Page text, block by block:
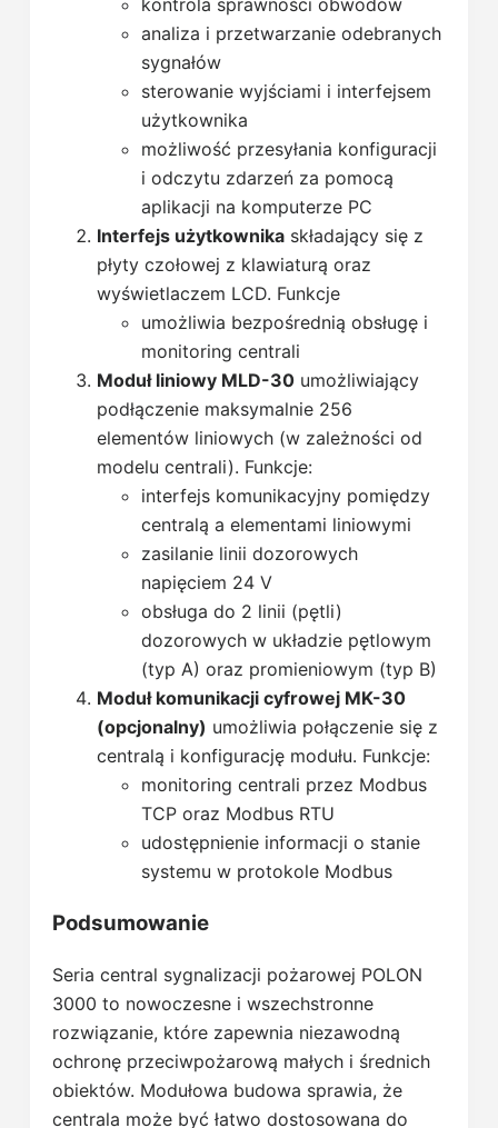
analiza i przetwarzanie odebranych
sygnałów
sterowanie wyjściami i interfejsem
użytkownika
możliwość przesyłania konfiguracji
i odczytu zdarzeń za pomocą
aplikacji na komputerze PC
Interfejs użytkownikaskładający się z
płyty czołowej z klawiaturą oraz
wyświetlaczem LCD. Funkcje
umożliwia bezpośrednią obsługę i
monitoring centrali
Moduł liniowy MLD-30umożliwiający
podłączenie maksymalnie 256
elementów liniowych (w zależności od
modelu centrali). Funkcje:
interfejs komunikacyjny pomiędzy
centralą a elementami liniowymi
zasilanie linii dozorowych
napięciem 24 V
obsługa do 2 linii (pętli)
dozorowych w układzie pętlowym
(typ A) oraz promieniowym (typ B)
Moduł komunikacji cyfrowej MK-30
(opcjonalny) umożliwia połączenie się z
centralą i konfigurację modułu. Funkcje:
monitoring centrali przez Modbus
TCP oraz Modbus RTU
udostępnienie informacji o stanie
systemu w protokole Modbus
Podsumowanie
Seria central sygnalizacji pożarowej POLON
3000 to nowoczesne i wszechstronne
rozwiązanie, które zapewnia niezawodną
ochronę przeciwpożarową małych i średnich
obiektów. Modułowa budowa sprawia, że
centrala może być łatwo dostosowana do